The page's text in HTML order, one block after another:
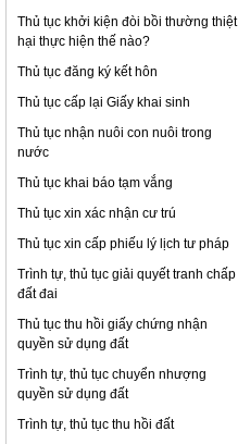
Thủ tục khởi kiện đòi bồi thường thiệt
hại thực hiện thế nào?
Thủ tục đăng ký kết hôn
Thủ tục cấp lại Giấy khai sinh
Thủ tục nhận nuôi con nuôi trong
nước
Thủ tục khai báo tạm vắng
Thủ tục xin xác nhận cư trú
Thủ tục xin cấp phiếu lý lịch tư pháp
Trình tự, thủ tục giải quyết tranh chấp
đất đai
Thủ tục thu hồi giấy chứng nhận
quyền sử dụng đất
Trình tự, thủ tục chuyển nhượng
quyền sử dụng đất
Trình tự, thủ tục thu hồi đất